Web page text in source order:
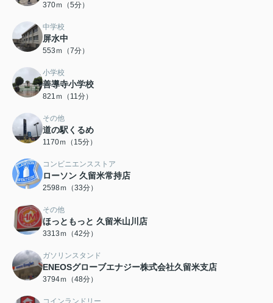
370ｍ（5分）
中学校
屏水中
553ｍ（7分）
小学校
善導寺小学校
821ｍ（11分）
その他
道の駅くるめ
1170ｍ（15分）
コンビニエンスストア
ローソン 久留米常持店
2598ｍ（33分）
その他
ほっともっと 久留米山川店
3313ｍ（42分）
ガソリンスタンド
ENEOSグローブエナジー株式会社久留米支店
3794ｍ（48分）